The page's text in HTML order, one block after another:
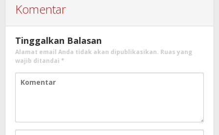
Komentar
Tinggalkan Balasan
Alamat email Anda tidak akan dipublikasikan. Ruas yang
wajib ditandai *